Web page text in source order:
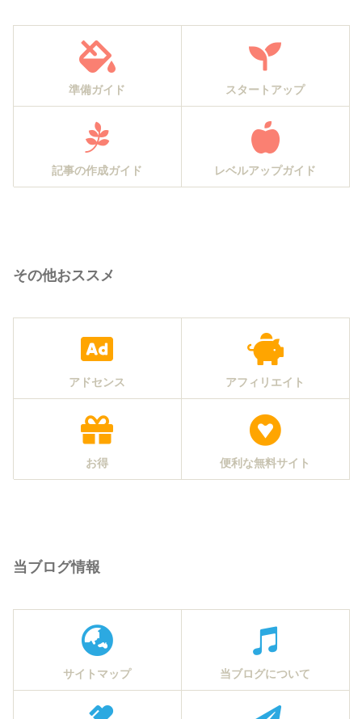
準備ガイド スタートアップ
記事の作成ガイド レベルアップガイド
その他おススメ
アドセンス アフィリエイト
お得 便利な無料サイト
当ブログ情報
サイトマップ 当ブログについて